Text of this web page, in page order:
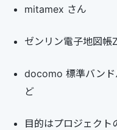
mitamex さん
ゼンリン電子地図帳
docomo 標準バンド
ど
目的はプロジェクト